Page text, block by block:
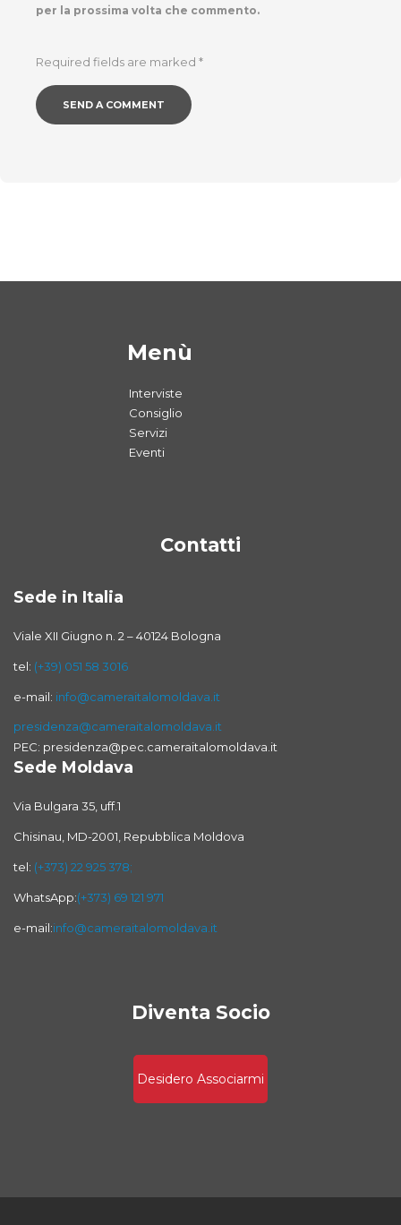
per la prossima volta che commento.
Required fields are marked *
Menù
Interviste
Consiglio
Servizi
Eventi
Contatti
Sede in Italia
Viale XII Giugno n. 2 – 40124 Bologna
tel: (+39) 051 58 3016
e-mail: info@cameraitalomoldava.it
presidenza@cameraitalomoldava.it
PEC: presidenza@pec.cameraitalomoldava.it
Sede Moldava
Via Bulgara 35, uff.1
Chisinau, MD-2001, Repubblica Moldova
tel: (+373) 22 925 378;
WhatsApp:(+373) 69 121 971
e-mail:info@cameraitalomoldava.it
Diventa Socio
Desidero Associarmi